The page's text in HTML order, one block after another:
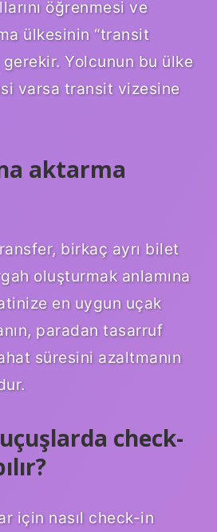
öğrenmesi ve
ülkesinin “transit
gerekir. Yolcunun bu ülke
varsa transit vizesine
aktarma
birkaç ayrı bilet
oluşturmak anlamına
en uygun uçak
paradan tasarruf
süresini azaltmanın
check-
için nasıl check-in